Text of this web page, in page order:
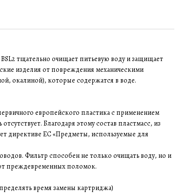
тщательно очищает питьевую воду и защищает
изделия от повреждения механическими
окалиной), которые содержатся в воде.
европейского пластика с применением
Благодаря этому состав пластмасс, из
директиве ЕС «Предметы, используемые для
Фильтр способен не только очищать воду, но и
преждевременных поломок.
время замены картриджа)